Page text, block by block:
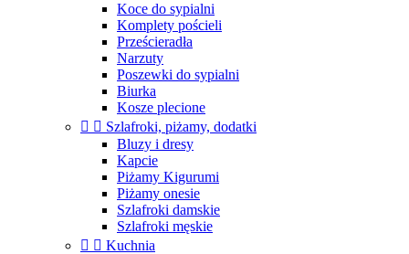
Koce do sypialni
Komplety pościeli
Prześcieradła
Narzuty
Poszewki do sypialni
Biurka
Kosze plecione
  Szlafroki, piżamy, dodatki
Bluzy i dresy
Kapcie
Piżamy Kigurumi
Piżamy onesie
Szlafroki damskie
Szlafroki męskie
  Kuchnia